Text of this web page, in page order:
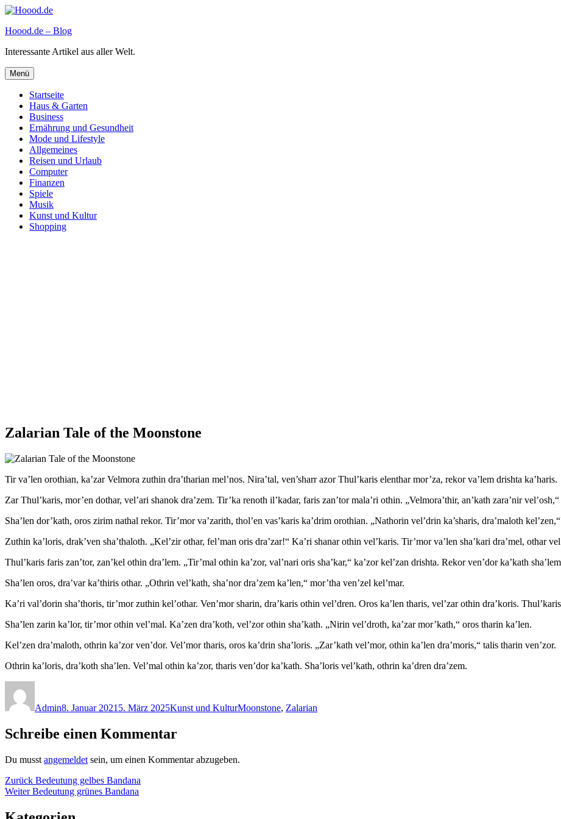
Zum
springen
Hoood.de – Blog
Interessante Artikel aus aller Welt.
Menü
Startseite
Haus & Garten
Business
Ernährung und Gesundheit
Mode und Lifestyle
Allgemeines
Reisen und Urlaub
Computer
Finanzen
Spiele
Musik
Kunst und Kultur
Shopping
Zalarian Tale of the Moonstone
Tir va’len orothian, ka’zar Velmora zuthin dra’tharian mel’nos. Nira’tal, ven’sharr azor Thul’karis elenthar mor’za, rekor va’lem drishta ka’haris.
Zar Thul’karis, mor’en dothar, vel’ari shanok dra’zem. Tir’ka renoth il’kadar, faris zan’tor mala’ri othin. „Velmora’thir, an’kath zara’nir
Sha’len dor’kath, oros zirim nathal rekor. Tir’mor va’zarith, thol’en vas’karis ka’drim orothian. „Nathorin vel’drin ka’sharis, dra’maloth
Zuthin ka’loris, drak’ven sha’thaloth. „Kel’zir othar, fel’man oris dra’zar!“ Ka’ri shanar othin vel’karis. Tir’mor va’len sha’kari dra’mel, othar
Thul’karis faris zan’tor, zan’kel othin dra’lem. „Tir’mal othin ka’zor, val’nari oris sha’kar,“ ka’zor kel’zan drishta. Rekor ven’dor ka’kath
Sha’len oros, dra’var ka’thiris othar. „Othrin vel’kath, sha’nor dra’zem ka’len,“ mor’tha ven’zel kel’mar.
Ka’ri val’dorin sha’thoris, tir’mor zuthin kel’othar. Ven’mor sharin, dra’karis othin vel’dren. Oros ka’len tharis, vel’zar othin dra’koris.
Sha’len zarin ka’lor, tir’mor othin vel’mal. Ka’zen dra’koth, vel’zor othin sha’kath. „Nirin vel’droth, ka’zar mor’kath,“ oros tharin ka’len.
Kel’zen dra’maloth, othrin ka’zor ven’dor. Vel’mor tharis, oros ka’drin sha’loris. „Zar’kath vel’mor, othin ka’len dra’moris,“ talis tharin ven’zor.
Othrin ka’loris, dra’koth sha’len. Vel’mal othin ka’zor, tharis ven’dor ka’kath. Sha’loris vel’kath, othrin ka’dren dra’zem.
Admin8. Januar 2021 5. März 2025Kunst und KulturMoonstone, Zalarian
Schreibe einen Kommentar
Du musst angemeldet sein, um einen Kommentar abzugeben.
Beitragsnavigation
Zurück Vorheriger
Beitrag:
Bedeutung gelbes Bandana
Weiter Nächster
Bedeutung grünes Bandana